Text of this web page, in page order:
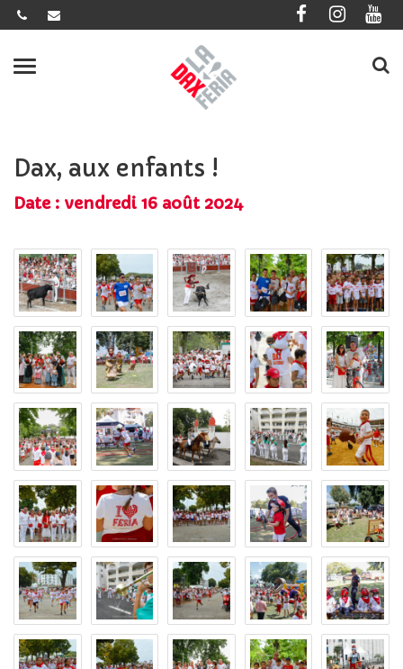
Gestion des traceurs
Menu
Dax
Dax, aux enfants !
Date : vendredi 16 août 2024